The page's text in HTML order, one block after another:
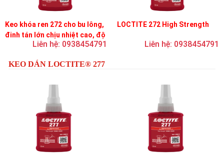
Keo khóa ren 272 cho bu lông,
đinh tán lớn chịu nhiệt cao, độ
bền cao, độ nhớt trung bình
Liên hệ: 0938454791
LOCTITE 272 High Strength
Liên hệ: 0938454791
KEO DÁN LOCTITE® 277